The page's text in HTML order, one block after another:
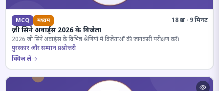
MCQ मध्यम 18 प्रश्न · 9 मिनट
ज़ी सिने अवार्ड्स 2026 के विजेता
2026 जी सिने अवार्ड्स के विभिन्न श्रेणियों में विजेताओं की जानकारी परीक्षण करें।
पुरस्कार और सम्मान प्रश्नोत्तरी
क्विज़ लें